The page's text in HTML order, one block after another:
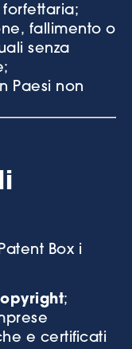
fallimento o
senza
Paesi non
Box i
;
e certificati